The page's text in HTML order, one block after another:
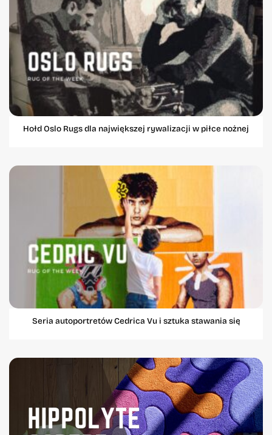
Hołd Oslo Rugs dla największej rywalizacji w piłce nożnej
Seria autoportretów Cedrica Vu i sztuka stawania się